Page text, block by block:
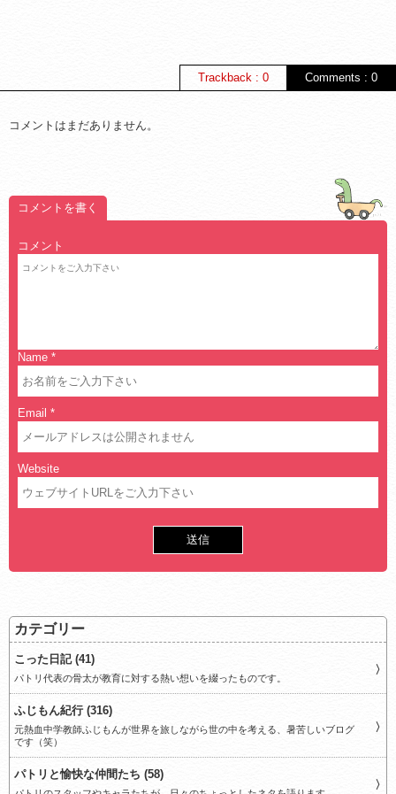
Comments : 0
Trackback : 0
コメントはまだありません。
コメントを書く
コメント
Name *
Email *
Website
カテゴリー
こった日記 (41)
パトリ代表の骨太が教育に対する熱い想いを綴ったものです。
ふじもん紀行 (316)
元熱血中学教師ふじもんが世界を旅しながら世の中を考える、暑苦しいブログ
です（笑）
パトリと愉快な仲間たち (58)